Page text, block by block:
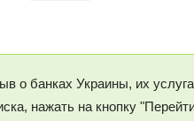
о банках Украины, их
нажать на кнопку